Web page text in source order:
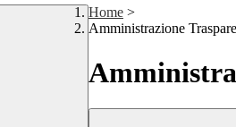
Home >
Amministrazione